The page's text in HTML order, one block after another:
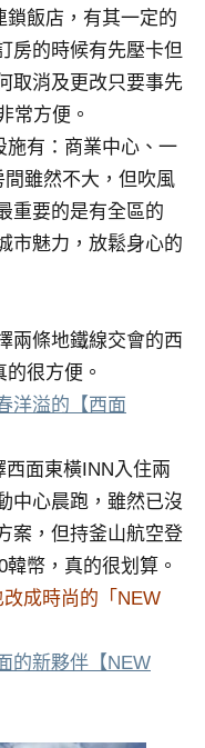
鎖飯店，有其一定的
房的時候有先壓卡但
取消及更改只要事先
常方便。
施有：商業中心、一
雖然不大，但吹風
重要的是有全區的
市魅力，放鬆身心的
兩條地鐵線交會的西
的很方便。
洋溢的【西面
西面東橫INN入住兩
中心晨跑，雖然已沒
案，但持釜山航空登
幣，真的很划算。
成時尚的「NEW
的新夥伴【NEW